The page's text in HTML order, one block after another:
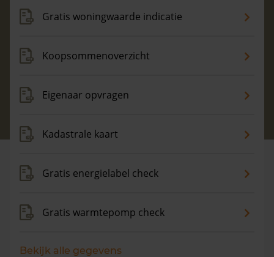
Maandag t/m vrijdag - 08:00 -18:00
Gratis woningwaarde indicatie
Koopsommenoverzicht
Eigenaar opvragen
Kadastrale kaart
Gratis energielabel check
Gratis warmtepomp check
Bekijk alle gegevens